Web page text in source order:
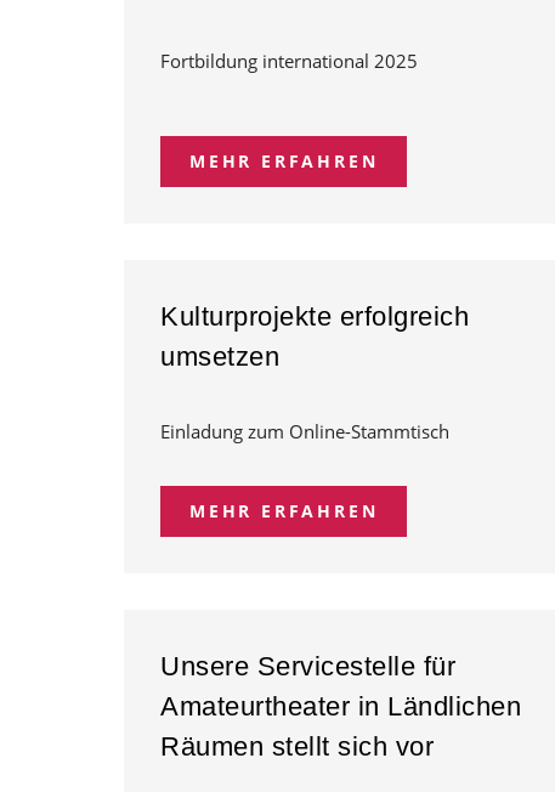
Fortbildung international 2025
MEHR ERFAHREN
Kulturprojekte erfolgreich
umsetzen
Einladung zum Online-Stammtisch
MEHR ERFAHREN
Unsere Servicestelle für
Amateurtheater in Ländlichen
Räumen stellt sich vor